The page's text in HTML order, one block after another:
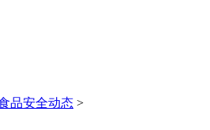
品安全动态 >